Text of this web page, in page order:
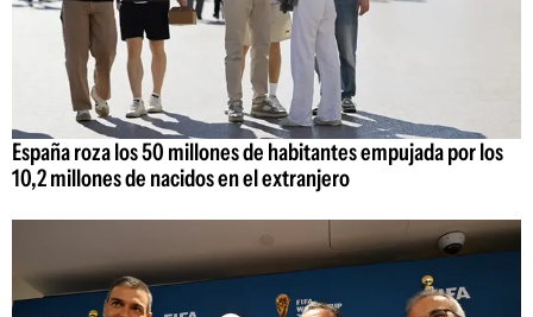
España roza los 50 millones de habitantes empujada por los
10,2 millones de nacidos en el extranjero